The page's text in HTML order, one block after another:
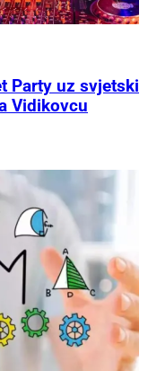
Party uz svjetski
Vidikovcu